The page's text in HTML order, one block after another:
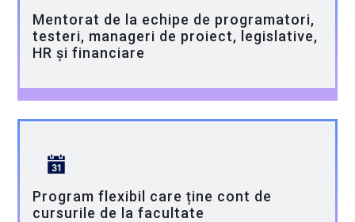
Mentorat de la echipe de programatori,
testeri, manageri de proiect, legislative,
HR și financiare
Program flexibil care ține cont de
cursurile de la facultate